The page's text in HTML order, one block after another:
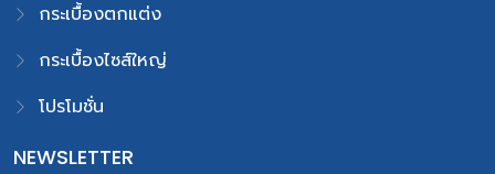
กระเบื้องตกแต่ง
กระเบื้องไซส์ใหญ่
โปรโมชั่น
NEWSLETTER